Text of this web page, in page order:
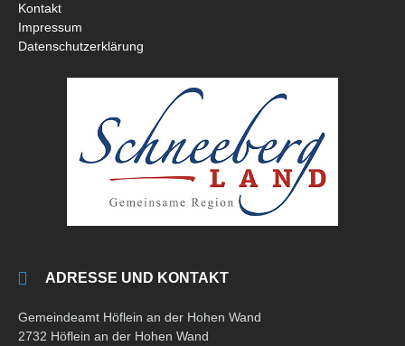
Kontakt
Impressum
Datenschutzerklärung
ADRESSE UND KONTAKT
Gemeindeamt Höflein an der Hohen Wand
2732 Höflein an der Hohen Wand